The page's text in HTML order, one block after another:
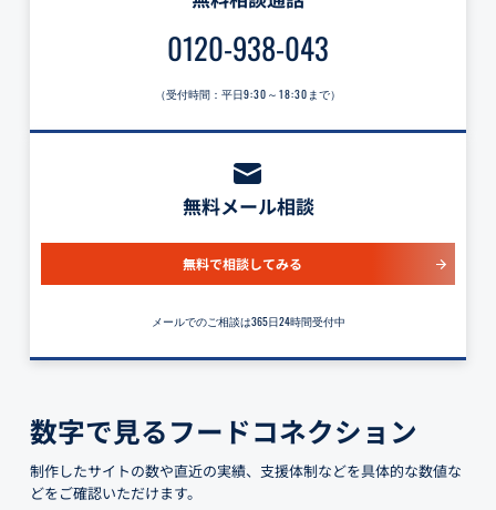
0120-938-043
（受付時間：平日9:30～18:30 まで）
無料メール相談
無料で相談してみる
メールでのご相談は365日24時間受付中
数字で見るフードコネクション
制作したサイトの数や直近の実績、支援体制などを具体的な数値な
どをご確認いただけます。